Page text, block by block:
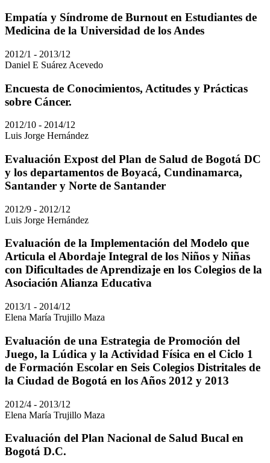
Empatía y Síndrome de Burnout en Estudiantes de
Medicina de la Universidad de los Andes
2012/1 - 2013/12
Daniel E Suárez Acevedo
Encuesta de Conocimientos, Actitudes y Prácticas
sobre Cáncer.
2012/10 - 2014/12
Luis Jorge Hernández
Evaluación Expost del Plan de Salud de Bogotá DC
y los departamentos de Boyacá, Cundinamarca,
Santander y Norte de Santander
2012/9 - 2012/12
Luis Jorge Hernández
Evaluación de la Implementación del Modelo que
Articula el Abordaje Integral de los Niños y Niñas
con Dificultades de Aprendizaje en los Colegios de la
Asociación Alianza Educativa
2013/1 - 2014/12
Elena María Trujillo Maza
Evaluación de una Estrategia de Promoción del
Juego, la Lúdica y la Actividad Física en el Ciclo 1
de Formación Escolar en Seis Colegios Distritales de
la Ciudad de Bogotá en los Años 2012 y 2013
2012/4 - 2013/12
Elena María Trujillo Maza
Evaluación del Plan Nacional de Salud Bucal en
Bogotá D.C.